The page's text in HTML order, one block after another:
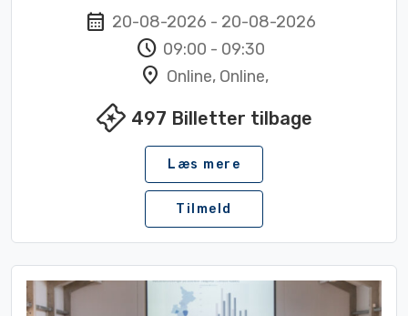
calendar_month 20-08-2026 - 20-08-2026
schedule 09:00 - 09:30
location_on Online, Online,
local_activity497 Billetter tilbage
Læs mere
Tilmeld